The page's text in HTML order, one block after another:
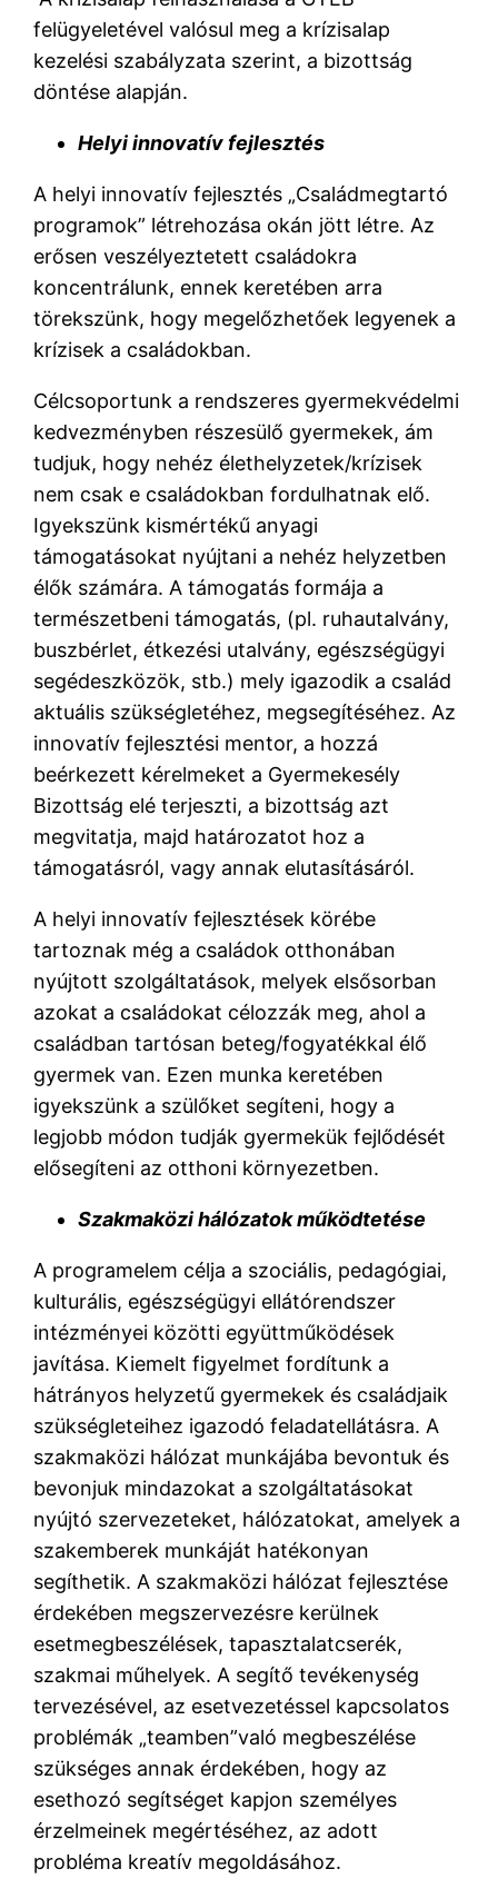
felügyeletével valósul meg a krízisalap
kezelési szabályzata szerint, a bizottság
döntése alapján.
Helyi innovatív fejlesztés
A helyi innovatív fejlesztés „Családmegtartó
programok” létrehozása okán jött létre. Az
erősen veszélyeztetett családokra
koncentrálunk, ennek keretében arra
törekszünk, hogy megelőzhetőek legyenek a
krízisek a családokban.
Célcsoportunk a rendszeres gyermekvédelmi
kedvezményben részesülő gyermekek, ám
tudjuk, hogy nehéz élethelyzetek/krízisek
nem csak e családokban fordulhatnak elő.
Igyekszünk kismértékű anyagi
támogatásokat nyújtani a nehéz helyzetben
élők számára. A támogatás formája a
természetbeni támogatás, (pl. ruhautalvány,
buszbérlet, étkezési utalvány, egészségügyi
segédeszközök, stb.) mely igazodik a család
aktuális szükségletéhez, megsegítéséhez. Az
innovatív fejlesztési mentor, a hozzá
beérkezett kérelmeket a Gyermekesély
Bizottság elé terjeszti, a bizottság azt
megvitatja, majd határozatot hoz a
támogatásról, vagy annak elutasításáról.
A helyi innovatív fejlesztések körébe
tartoznak még a családok otthonában
nyújtott szolgáltatások, melyek elsősorban
azokat a családokat célozzák meg, ahol a
családban tartósan beteg/fogyatékkal élő
gyermek van. Ezen munka keretében
igyekszünk a szülőket segíteni, hogy a
legjobb módon tudják gyermekük fejlődését
elősegíteni az otthoni környezetben.
Szakmaközi hálózatok működtetése
A programelem célja a szociális, pedagógiai,
kulturális, egészségügyi ellátórendszer
intézményei közötti együttműködések
javítása. Kiemelt figyelmet fordítunk a
hátrányos helyzetű gyermekek és családjaik
szükségleteihez igazodó feladatellátásra. A
szakmaközi hálózat munkájába bevontuk és
bevonjuk mindazokat a szolgáltatásokat
nyújtó szervezeteket, hálózatokat, amelyek a
szakemberek munkáját hatékonyan
segíthetik. A szakmaközi hálózat fejlesztése
érdekében megszervezésre kerülnek
esetmegbeszélések, tapasztalatcserék,
szakmai műhelyek. A segítő tevékenység
tervezésével, az esetvezetéssel kapcsolatos
problémák „teamben”való megbeszélése
szükséges annak érdekében, hogy az
esethozó segítséget kapjon személyes
érzelmeinek megértéséhez, az adott
probléma kreatív megoldásához.